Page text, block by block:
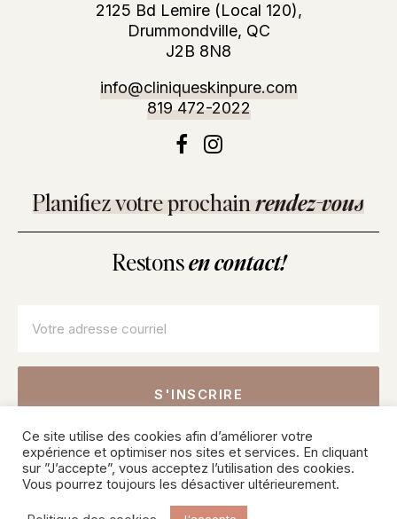
2125 Bd Lemire (Local 120),
Drummondville, QC
J2B 8N8
info@cliniqueskinpure.com
819 472-2022
Planifiez votre prochainrendez-vous
Restonsen contact!
Inscrivez-vous pour connaître nos offres sur les soins, les
produits et recevoir des conseils de nos professionnels.
Ce site utilise des cookies afin d’améliorer votre
expérience et optimiser nos sites et services. En cliquant
sur ”J’accepte”, vous acceptez l’utilisation des cookies.
Vous pourrez toujours les désactiver ultérieurement.